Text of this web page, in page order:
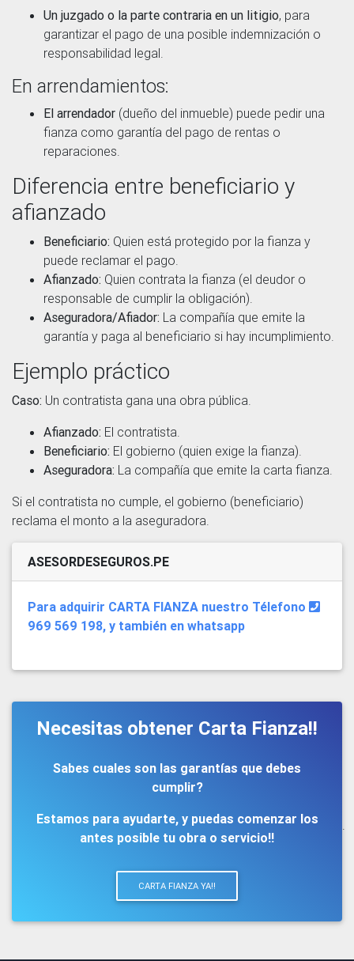
Un juzgado o la parte contraria en un litigio, para
garantizar el pago de una posible indemnización o
responsabilidad legal.
En arrendamientos:
El arrendador (dueño del inmueble) puede pedir una
fianza como garantía del pago de rentas o
reparaciones.
Diferencia entre beneficiario y
afianzado
Beneficiario: Quien está protegido por la fianza y
puede reclamar el pago.
Afianzado: Quien contrata la fianza (el deudor o
responsable de cumplir la obligación).
Aseguradora/Afiador: La compañía que emite la
garantía y paga al beneficiario si hay incumplimiento.
Ejemplo práctico
Caso: Un contratista gana una obra pública.
Afianzado: El contratista.
Beneficiario: El gobierno (quien exige la fianza).
Aseguradora: La compañía que emite la carta fianza.
Si el contratista no cumple, el gobierno (beneficiario)
reclama el monto a la aseguradora.
ASESORDESEGUROS.PE
Para adquirir CARTA FIANZA nuestro Télefono
969 569 198, y también en whatsapp
Necesitas obtener Carta Fianza!!
Sabes cuales son las garantías que debes
cumplir?
Estamos para ayudarte, y puedas comenzar los
antes posible tu obra o servicio!!
CARTA FIANZA YA!!